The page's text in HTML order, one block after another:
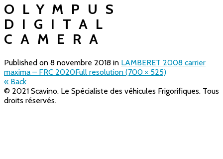
OLYMPUS
DIGITAL
CAMERA
Published on 8 novembre 2018 in LAMBERET 2008 carrier
maxima – FRC 2020Full resolution (700 × 525)
« Back
© 2021 Scavino. Le Spécialiste des véhicules Frigorifiques. Tous
droits réservés.